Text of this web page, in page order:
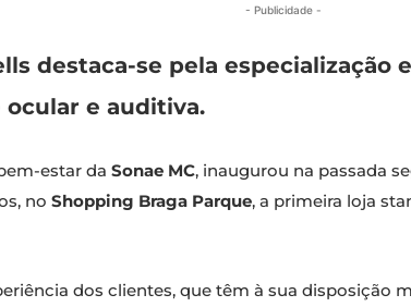
- Publicidade -
destaca-se pela especialização
ocular e auditiva.
estar da Sonae MC, inaugurou na passada
no Shopping Braga Parque, a primeira loja
dos clientes, que têm à sua disposição